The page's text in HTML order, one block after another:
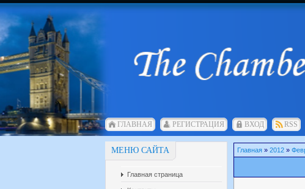
ГЛАВНАЯ РЕГИСТРАЦИЯ ВХОД RSS
МЕНЮ САЙТА
Главная страница
Главная » 2012 »